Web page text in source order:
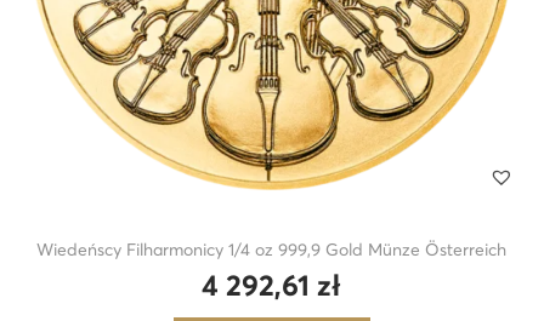
Wiedeńscy Filharmonicy 1/4 oz 999,9 Gold Münze Österreich
4 292,61zł